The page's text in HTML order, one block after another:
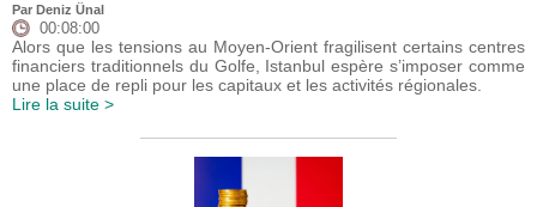
Par Deniz Ünal
00:08:00
Alors que les tensions au Moyen-Orient fragilisent certains centres
financiers traditionnels du Golfe, Istanbul espère s’imposer comme
une place de repli pour les capitaux et les activités régionales.
Lire la suite >